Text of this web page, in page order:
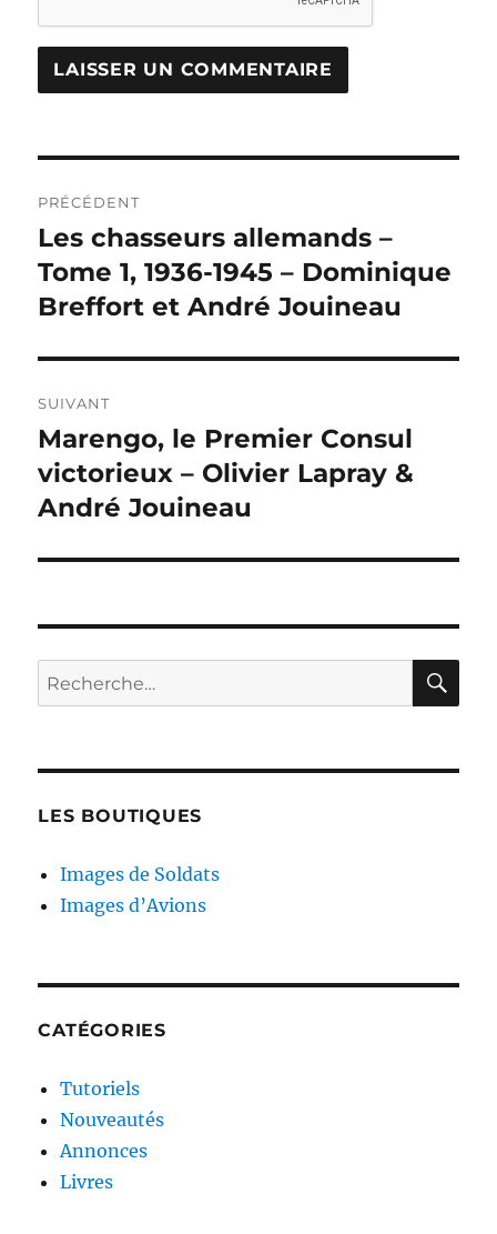
PRÉCÉDENT
Les chasseurs allemands –
Tome 1, 1936-1945 – Dominique
Breffort et André Jouineau
SUIVANT
Marengo, le Premier Consul
victorieux – Olivier Lapray &
André Jouineau
LES BOUTIQUES
Images de Soldats
Images d’Avions
CATÉGORIES
Tutoriels
Nouveautés
Annonces
Livres